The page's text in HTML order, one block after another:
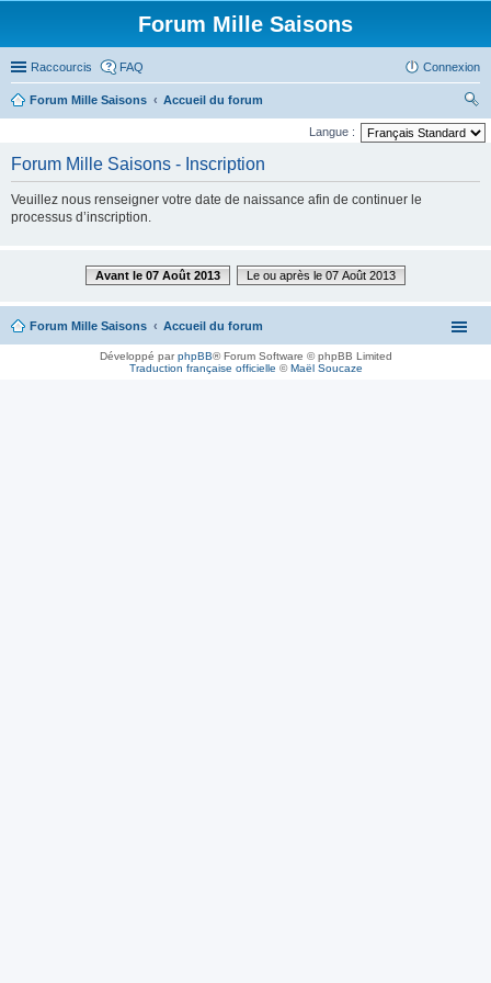
Forum Mille Saisons
Raccourcis FAQ Connexion
Forum Mille Saisons
Accueil du forum
ec
ch
Langue :
Forum Mille Saisons - Inscription
Veuillez nous renseigner votre date de naissance afin de continuer le
processus d’inscription.
Avant le 07 Août 2013 Le ou après le 07 Août 2013
Forum Mille Saisons Accueil du forum
Développé parphpBB® Forum Software © phpBB Limited
Traduction française officielle ©Maël Soucaze